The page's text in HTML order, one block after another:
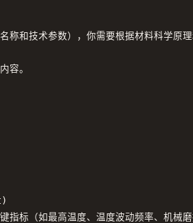
称和技术参数），你需要根据材料科学原
容。
标（如最高温度、温度波动频率、机械磨